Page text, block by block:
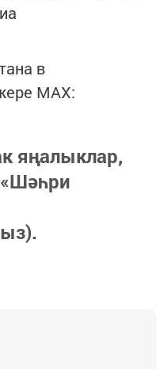
в
MАХ:
яңалыклар,